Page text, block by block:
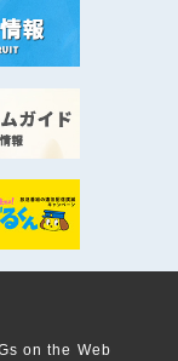
on the Web